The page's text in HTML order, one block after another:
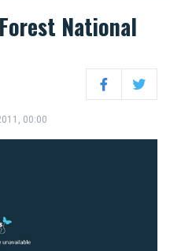
National
FacebookTwitter
00:00